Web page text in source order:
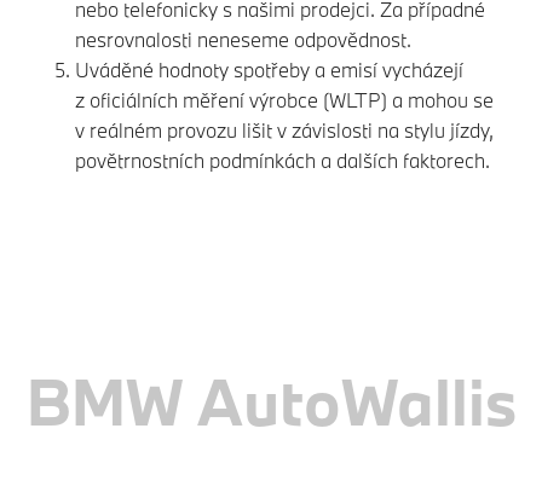
nebo telefonicky s našimi prodejci. Za případné
nesrovnalosti neneseme odpovědnost.
Uváděné hodnoty spotřeby a emisí vycházejí
z oficiálních měření výrobce (WLTP) a mohou se
v reálném provozu lišit v závislosti na stylu jízdy,
povětrnostních podmínkách a dalších faktorech.
BMW AutoWallis